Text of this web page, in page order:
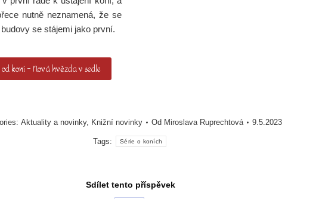
nutně neznamená, že se
se stájemi jako první.
koní – Nová hvězda v sedle
Aktuality a novinky, Knižní novinky Od Miroslava Ruprechtová 9.5.2023
Tags: Série o koních
Sdílet tento příspěvek